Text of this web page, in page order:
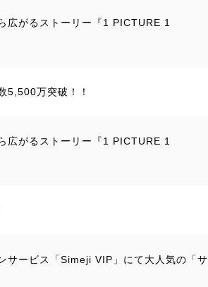
広がるストーリー『1 PICTURE 1
5,500万突破！！
広がるストーリー『1 PICTURE 1
サービス「Simeji VIP」にて大人気の「サ